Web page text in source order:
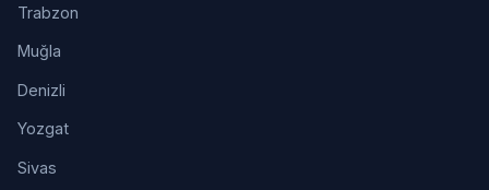
Trabzon
Muğla
Denizli
Yozgat
Sivas